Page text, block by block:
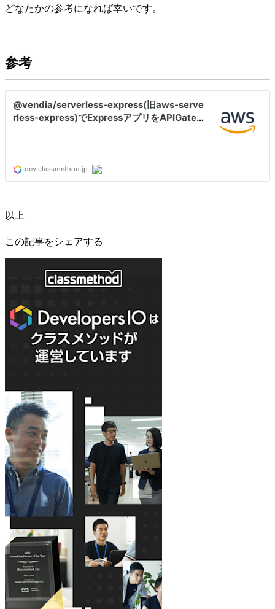
どなたかの参考になれば幸いです。
参考
以上
この記事をシェアする